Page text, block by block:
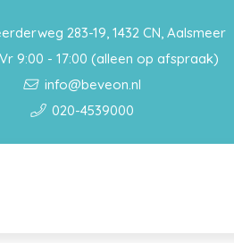
283-19, 1432 CN, Aalsmeer
9:00 - 17:00 (alleen op afspraak)
info@beveon.nl
020-4539000